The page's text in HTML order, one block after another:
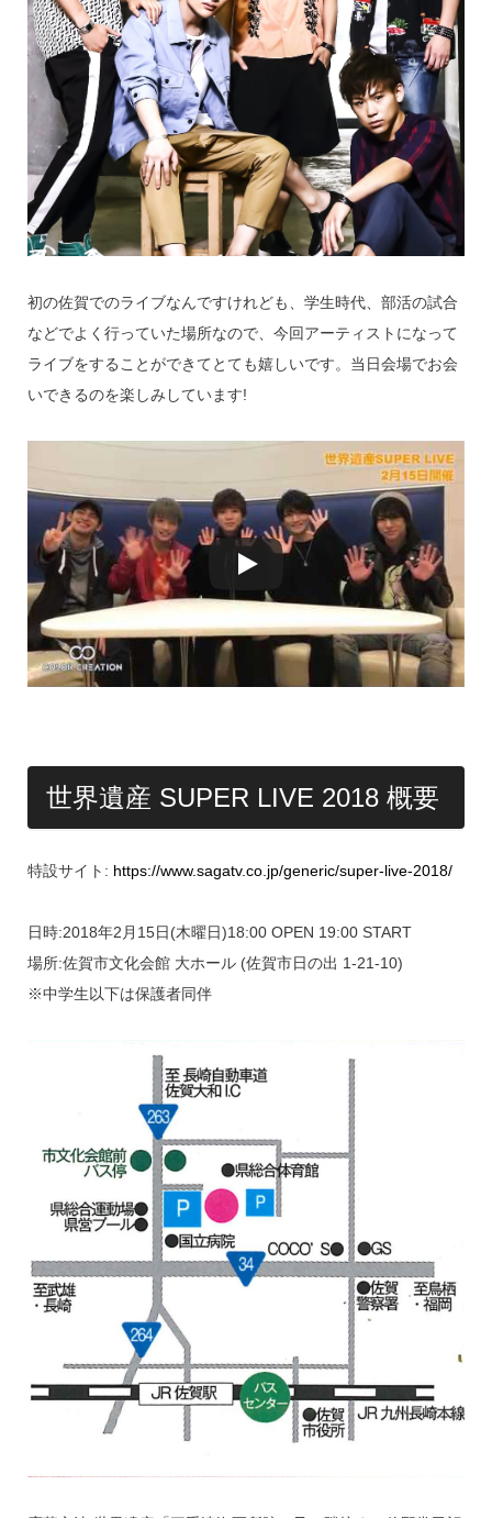
初の佐賀でのライブなんですけれども、学生時代、部活の試合
などでよく行っていた場所なので、今回アーティストになって
ライブをすることができてとても嬉しいです。当日会場でお会
いできるのを楽しみしています!
世界遺産 SUPER LIVE 2018 概要
特設サイト: https://www.sagatv.co.jp/generic/super-live-2018/
日時:2018年2月15日(木曜日)18:00 OPEN 19:00 START
場所:佐賀市文化会館 大ホール (佐賀市日の出 1-21-10)
※中学生以下は保護者同伴